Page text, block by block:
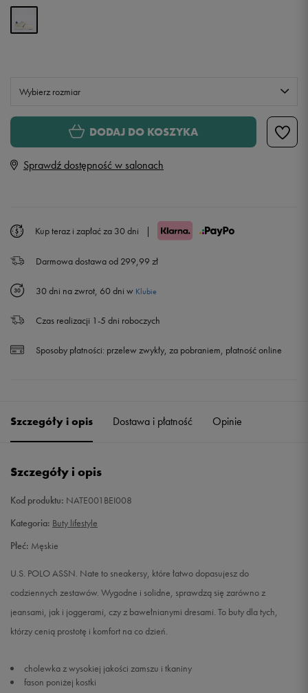
Wybierz rozmiar
Rozmiary EU
26,7 cm
42 28 cm
43 28,7 cm
44 29,3 cm
DODAJ DO KOSZYKA
Sprawdź dostępność w salonach
Kup teraz i zapłać za 30 dni |
Darmowa dostawa od 299,99 zł
30 dni na zwrot, 60 dni w Klubie
Czas realizacji 1-5 dni roboczych
Sposoby płatności: przelew zwykły, za pobraniem, płatność online
Szczegóły i opis Dostawa i płatność Opinie
Szczegóły i opis
Kod produktu: NATE001BEI008
Kategoria: Buty lifestyle
Płeć: Męskie
U.S. POLO ASSN. Nate to sneakersy, które łatwo dopasujesz do
codziennych zestawów. Wygodne i solidne, sprawdzą się zarówno z
jeansami, jak i joggerami, czy z bawełnianymi dresami. To buty dla tych,
którzy cenią prostotę i komfort na co dzień.
cholewka z wysokiej jakości zamszu i tkaniny
fason poniżej kostki